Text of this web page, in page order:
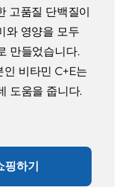
고품질 단백질이
와 영양을 모두
만들었습니다.
비타민 C+E는
도움을 줍니다.
하기